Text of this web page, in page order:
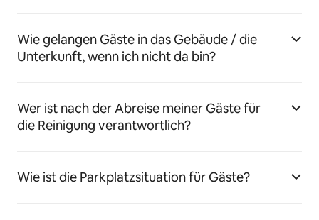
Wie gelangen Gäste in das Gebäude / die
Unterkunft, wenn ich nicht da bin?
Wer ist nach der Abreise meiner Gäste für
die Reinigung verantwortlich?
Wie ist die Parkplatzsituation für Gäste?